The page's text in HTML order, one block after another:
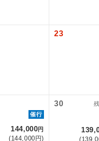
23
催行
144,000円
(144,000円)
30
ユネスコに登録さ
絶景スポットに立
温泉地にも宿泊する
ご宿泊ホテルに露天